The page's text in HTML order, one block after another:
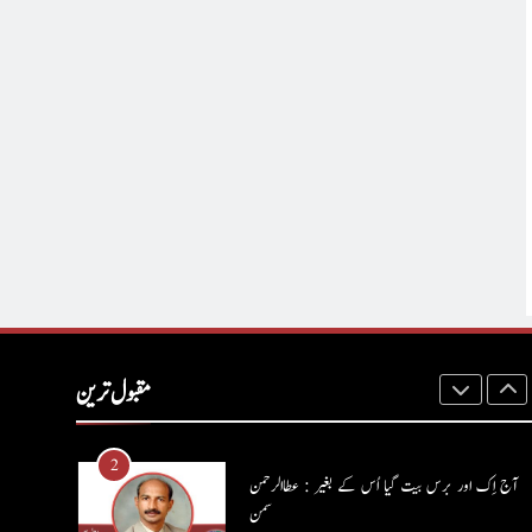
مقبول ترین
2
3
ہر بیج اُگنے کی آرزو رکھتا ہے : پاسٹر شہزاد منیر